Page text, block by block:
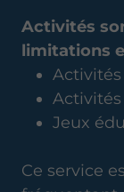
Activités
limitations
Jeux
Ce service